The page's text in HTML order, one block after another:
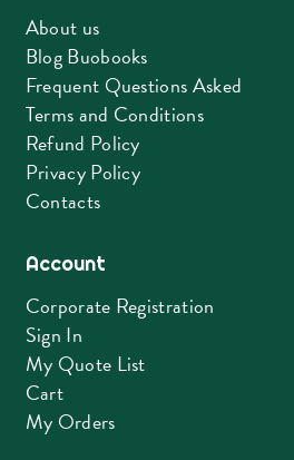
About us
Blog Buobooks
Frequent Questions Asked
Terms and Conditions
Refund Policy
Privacy Policy
Contacts
Account
Corporate Registration
Sign In
My Quote List
Cart
My Orders